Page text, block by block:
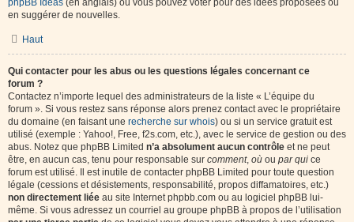
phpBB Ideas (en anglais) où vous pouvez voter pour des idées proposées ou
en suggérer de nouvelles.
Haut
Qui contacter pour les abus ou les questions légales concernant ce
forum ?
Contactez n’importe lequel des administrateurs de la liste « L’équipe du
forum ». Si vous restez sans réponse alors prenez contact avec le propriétaire
du domaine (en faisant une recherche sur whois) ou si un service gratuit est
utilisé (exemple : Yahoo!, Free, f2s.com, etc.), avec le service de gestion ou des
abus. Notez que phpBB Limited n’a absolument aucun contrôle et ne peut
être, en aucun cas, tenu pour responsable sur comment, où ou par qui ce
forum est utilisé. Il est inutile de contacter phpBB Limited pour toute question
légale (cessions et désistements, responsabilité, propos diffamatoires, etc.)
non directement liée au site Internet phpbb.com ou au logiciel phpBB lui-
même. Si vous adressez un courriel au groupe phpBB à propos de l’utilisation